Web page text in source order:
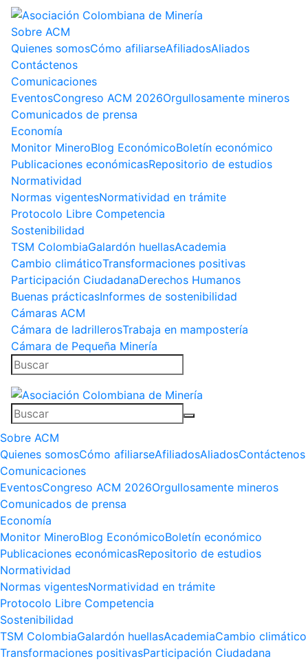
Sobre ACM
Quienes somosCómo afiliarseAfiliadosAliados
Contáctenos
Comunicaciones
EventosCongreso ACM 2026Orgullosamente mineros
Comunicados de prensa
Economía
Monitor MineroBlog EconómicoBoletín económico
Publicaciones económicasRepositorio de estudios
Normatividad
Normas vigentesNormatividad en trámite
Protocolo Libre Competencia
Sostenibilidad
TSM ColombiaGalardón huellasAcademia
Cambio climáticoTransformaciones positivas
Participación CiudadanaDerechos Humanos
Buenas prácticasInformes de sostenibilidad
Cámaras ACM
Cámara de ladrillerosTrabaja en mampostería
Cámara de Pequeña Minería
Sobre ACM
Quienes somosCómo afiliarseAfiliadosAliadosContáctenos
Comunicaciones
EventosCongreso ACM 2026Orgullosamente mineros
Comunicados de prensa
Economía
Monitor MineroBlog EconómicoBoletín económico
Publicaciones económicasRepositorio de estudios
Normatividad
Normas vigentesNormatividad en trámite
Protocolo Libre Competencia
Sostenibilidad
TSM ColombiaGalardón huellasAcademiaCambio climático
Transformaciones positivasParticipación Ciudadana